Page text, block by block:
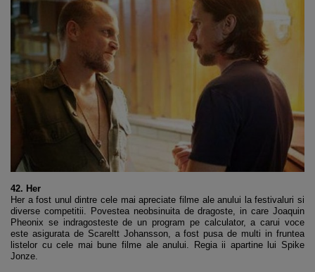
42. Her
Her a fost unul dintre cele mai apreciate filme ale anului la festivaluri si
diverse competitii. Povestea neobsinuita de dragoste, in care Joaquin
Pheonix se indragosteste de un program pe calculator, a carui voce
este asigurata de Scareltt Johansson, a fost pusa de multi in fruntea
listelor cu cele mai bune filme ale anului. Regia ii apartine lui Spike
Jonze.